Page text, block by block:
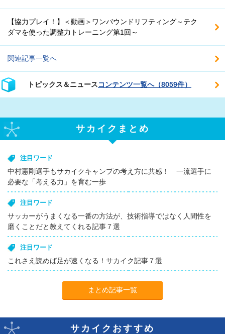
【協力プレイ！】＜動画＞ワンバウンドリフティング～テク
ダマを使った調整力トレーニング第1回～
関連記事一覧へ
トピックス＆ニュースコンテンツ一覧へ（8059件）
サカイクまとめ
注目ワード
中村憲剛選手もサカイクキャンプの考え方に共感！ 一流選手に
必要な「考える力」を育む一歩
注目ワード
サッカーがうまくなる一番の方法が、技術指導ではなく人間性を
磨くことだと教えてくれる記事７選
注目ワード
これさえ読めば足が速くなる！サカイク記事７選
まとめ記事一覧
サカイクおすすめ